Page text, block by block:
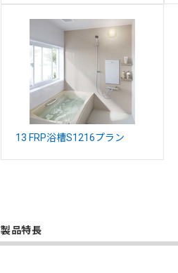
13 FRP浴槽S1216プラン
製品特長